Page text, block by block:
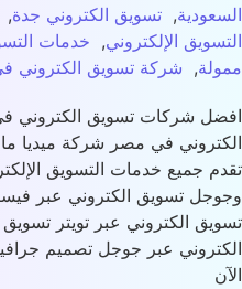
,تسويق الكتروني جدة,
الإلكتروني, خدمات
,شركة تسويق الكتروني في
شركات تسويق الكتروني
في مصر شركة ميديا مارت
جميع خدمات التسويق
تسويق الكتروني عبر
الكتروني عبر تويتر تسويق
عبر جوجل تصميم جرافيك